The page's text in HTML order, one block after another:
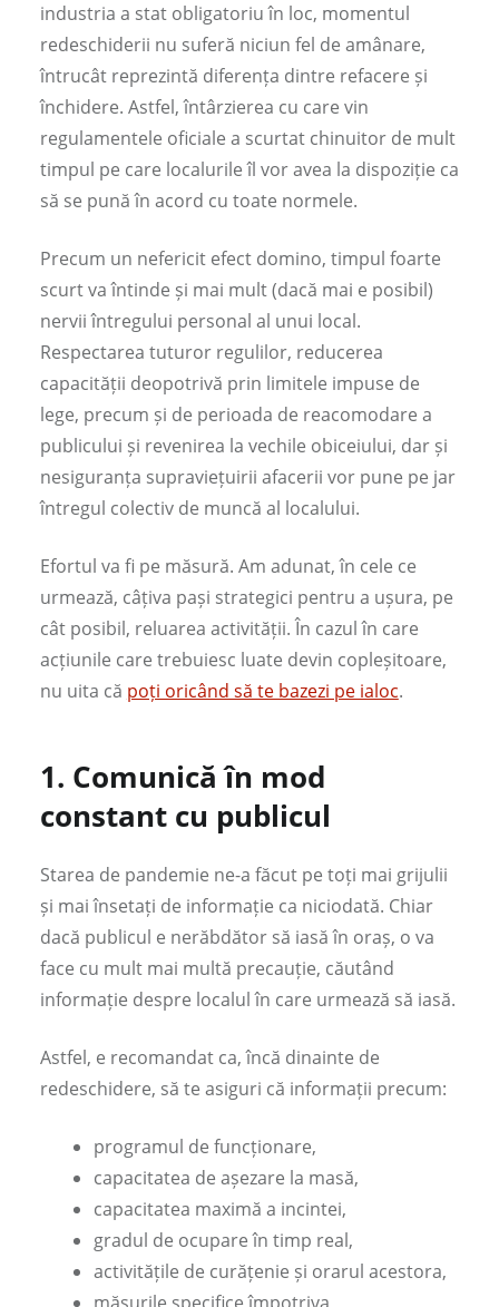
industria a stat obligatoriu în loc, momentul
redeschiderii nu suferă niciun fel de amânare,
întrucât reprezintă diferența dintre refacere și
închidere. Astfel, întârzierea cu care vin
regulamentele oficiale a scurtat chinuitor de mult
timpul pe care localurile îl vor avea la dispoziție ca
să se pună în acord cu toate normele.
Precum un nefericit efect domino, timpul foarte
scurt va întinde și mai mult (dacă mai e posibil)
nervii întregului personal al unui local.
Respectarea tuturor regulilor, reducerea
capacității deopotrivă prin limitele impuse de
lege, precum și de perioada de reacomodare a
publicului și revenirea la vechile obiceiului, dar și
nesiguranța supraviețuirii afacerii vor pune pe jar
întregul colectiv de muncă al localului.
Efortul va fi pe măsură. Am adunat, în cele ce
urmează, câțiva pași strategici pentru a ușura, pe
cât posibil, reluarea activității. În cazul în care
acțiunile care trebuiesc luate devin copleșitoare,
nu uita că poți oricând să te bazezi pe ialoc.
1. Comunică în mod
constant cu publicul
Starea de pandemie ne-a făcut pe toți mai grijulii
și mai însetați de informație ca niciodată. Chiar
dacă publicul e nerăbdător să iasă în oraș, o va
face cu mult mai multă precauție, căutând
informație despre localul în care urmează să iasă.
Astfel, e recomandat ca, încă dinainte de
redeschidere, să te asiguri că informații precum:
programul de funcționare,
capacitatea de așezare la masă,
capacitatea maximă a incintei,
gradul de ocupare în timp real,
activitățile de curățenie și orarul acestora,